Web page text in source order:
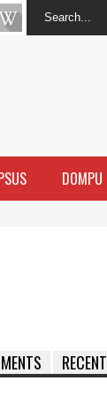
DOMPU
Kota Bima
RECENT